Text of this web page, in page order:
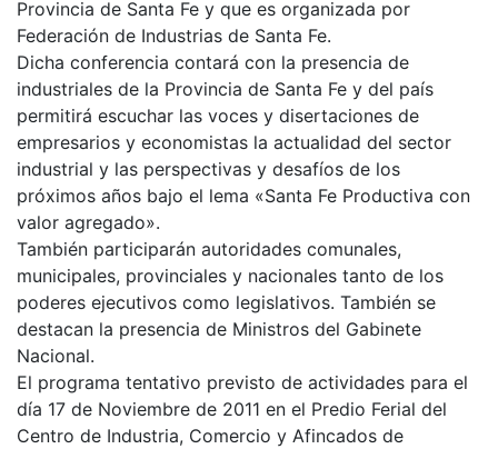
Provincia de Santa Fe y que es organizada por
Federación de Industrias de Santa Fe.
Dicha conferencia contará con la presencia de
industriales de la Provincia de Santa Fe y del país
permitirá escuchar las voces y disertaciones de
empresarios y economistas la actualidad del sector
industrial y las perspectivas y desafíos de los
próximos años bajo el lema «Santa Fe Productiva con
valor agregado».
También participarán autoridades comunales,
municipales, provinciales y nacionales tanto de los
poderes ejecutivos como legislativos. También se
destacan la presencia de Ministros del Gabinete
Nacional.
El programa tentativo previsto de actividades para el
día 17 de Noviembre de 2011 en el Predio Ferial del
Centro de Industria, Comercio y Afincados de